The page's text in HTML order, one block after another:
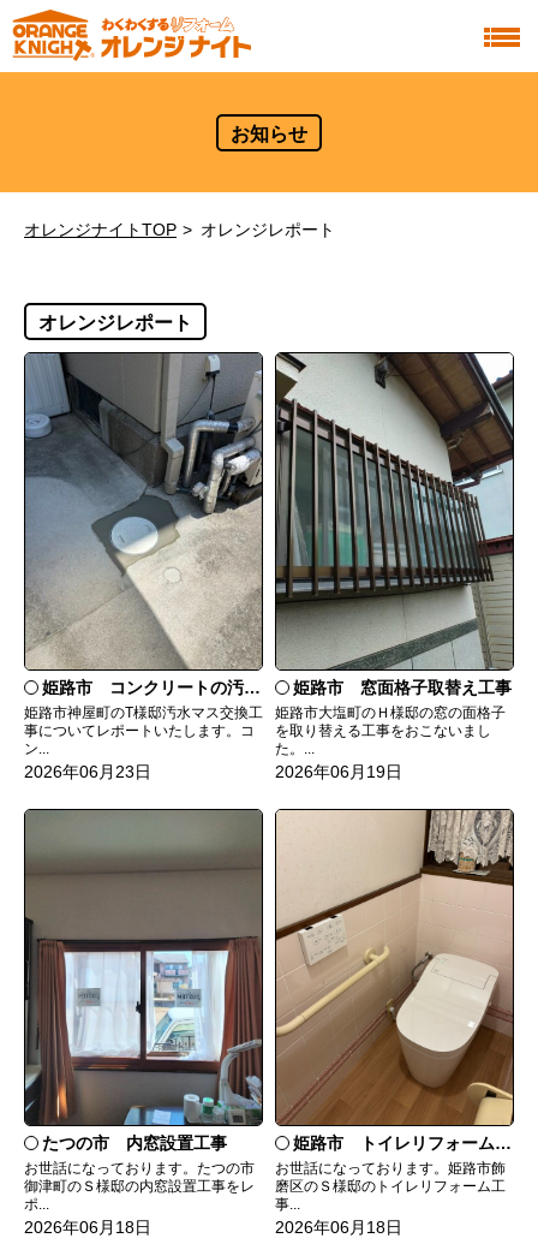
お知らせ
オレンジナイトTOP オレンジレポート
オレンジレポート
姫路市 コンクリートの汚水マスを塩ビに
姫路市神屋町のT様邸汚水マス交換工
事についてレポートいたします。コ
ン...
2026年06月23日
姫路市 窓面格子取替え工事
姫路市大塩町のＨ様邸の窓の面格子
を取り替える工事をおこないまし
た。...
2026年06月19日
たつの市 内窓設置工事
お世話になっております。たつの市
御津町のＳ様邸の内窓設置工事をレ
ポ...
2026年06月18日
姫路市 トイレリフォーム工事
お世話になっております。姫路市飾
磨区のＳ様邸のトイレリフォーム工
事...
2026年06月18日